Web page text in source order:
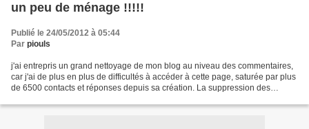
un peu de ménage !!!!!
Publié le 24/05/2012 à 05:44
Par piouls
j'ai entrepris un grand nettoyage de mon blog au niveau des commentaires,
car j'ai de plus en plus de difficultés à accéder à cette page, saturée par plus
de 6500 contacts et réponses depuis sa création. La suppression des